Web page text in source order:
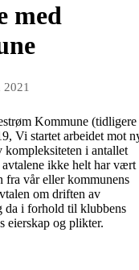
med
2021
Kommune (tidligere
Vi startet arbeidet mot
kompleksiteten i antallet
ikke helt har vært
fra vår eller kommunens
om driften av
da i forhold til klubbens
eierskap og plikter.